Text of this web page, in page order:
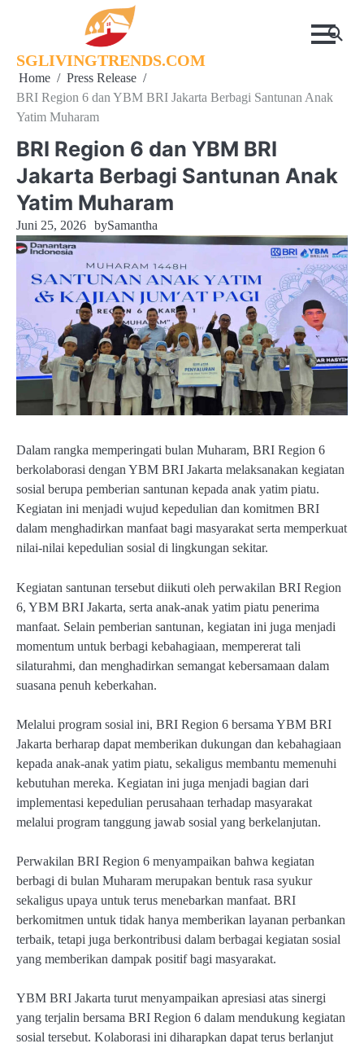
SGLIVINGTRENDS.COM
Home
Press Release
BRI Region 6 dan YBM BRI Jakarta Berbagi Santunan Anak
Yatim Muharam
BRI Region 6 dan YBM BRI
Jakarta Berbagi Santunan Anak
Yatim Muharam
Juni 25, 2026 bySamantha
Dalam rangka memperingati bulan Muharam, BRI Region 6
berkolaborasi dengan YBM BRI Jakarta melaksanakan kegiatan
sosial berupa pemberian santunan kepada anak yatim piatu.
Kegiatan ini menjadi wujud kepedulian dan komitmen BRI
dalam menghadirkan manfaat bagi masyarakat serta memperkuat
nilai-nilai kepedulian sosial di lingkungan sekitar.
Kegiatan santunan tersebut diikuti oleh perwakilan BRI Region
6, YBM BRI Jakarta, serta anak-anak yatim piatu penerima
manfaat. Selain pemberian santunan, kegiatan ini juga menjadi
momentum untuk berbagi kebahagiaan, mempererat tali
silaturahmi, dan menghadirkan semangat kebersamaan dalam
suasana penuh keberkahan.
Melalui program sosial ini, BRI Region 6 bersama YBM BRI
Jakarta berharap dapat memberikan dukungan dan kebahagiaan
kepada anak-anak yatim piatu, sekaligus membantu memenuhi
kebutuhan mereka. Kegiatan ini juga menjadi bagian dari
implementasi kepedulian perusahaan terhadap masyarakat
melalui program tanggung jawab sosial yang berkelanjutan.
Perwakilan BRI Region 6 menyampaikan bahwa kegiatan
berbagi di bulan Muharam merupakan bentuk rasa syukur
sekaligus upaya untuk terus menebarkan manfaat. BRI
berkomitmen untuk tidak hanya memberikan layanan perbankan
terbaik, tetapi juga berkontribusi dalam berbagai kegiatan sosial
yang memberikan dampak positif bagi masyarakat.
YBM BRI Jakarta turut menyampaikan apresiasi atas sinergi
yang terjalin bersama BRI Region 6 dalam mendukung kegiatan
sosial tersebut. Kolaborasi ini diharapkan dapat terus berlanjut